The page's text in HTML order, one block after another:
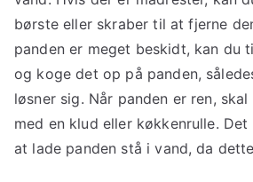
børste eller skraber til at fjerne
panden er meget beskidt, kan du
og koge det op på panden,
løsner sig. Når panden er ren,
med en klud eller køkkenrulle.
at lade panden stå i vand, da